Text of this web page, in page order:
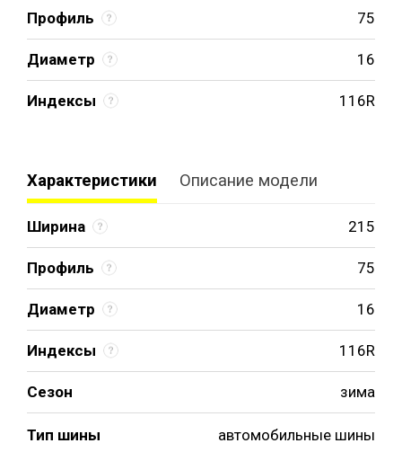
Профиль 75
Диаметр 16
Индексы 116R
Характеристики Описание модели
Ширина 215
Профиль 75
Диаметр 16
Индексы 116R
Сезон зима
Тип шины автомобильные шины